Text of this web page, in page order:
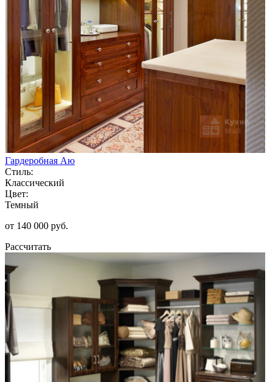
Гардеробная Аю
Стиль:
Классический
Цвет:
Темный
от 140 000 руб.
Рассчитать